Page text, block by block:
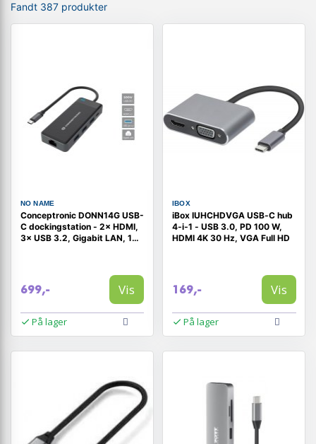
Fandt 387 produkter
NO NAME
Conceptronic DONN14G USB-
C dockingstation - 2× HDMI,
3× USB 3.2, Gigabit LAN, 100
699,- Vis
På lager
IBOX
iBox IUHCHDVGA USB‑C hub
4‑i‑1 - USB 3.0, PD 100 W,
HDMI 4K 30 Hz, VGA Full HD
169,- Vis
På lager